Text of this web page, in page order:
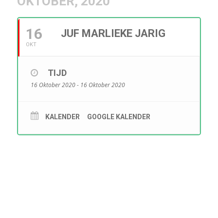
16
OKT
JUF MARLIEKE JARIG
TIJD
16 Oktober 2020 - 16 Oktober 2020
KALENDER GOOGLE KALENDER